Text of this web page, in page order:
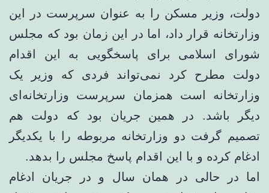
دولت، وزیر مسکن را به عنوان سرپرست در این
وزارتخانه قرار داد، اما در این زمان بود که مجلس
شورای اسلامی برای پاسخگویی به این اقدام
دولت مطرح کرد نمی‌تواند فردی که وزیر یک
وزارتخانه است همزمان سرپرست وزارتخانه‌ای
دیگر باشد. در همین جریان بود که دولت هم
تصمیم گرفت دو وزارتخانه مربوطه را با یکدیگر
ادغام کرده و با این اقدام پاسخ مجلس را بدهد.
اما در حالی در همان سال و در جریان ادغام